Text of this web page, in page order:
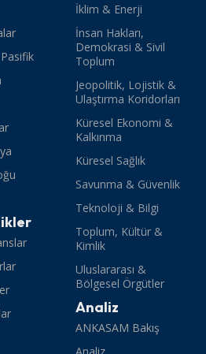
İklim & Enerji
İnsan Hakları,
Demokrasi & Sivil
Toplum
Jeopolitik, Lojistik &
Ulaştırma Koridorları
Küresel Ekonomi &
Kalkınma
Küresel Sağlık
Savunma & Güvenlik
Teknoloji & Bilgi
Toplum, Kültür &
Kimlik
Uluslararası &
Bölgesel Örgütler
Analiz
ANKASAM Bakış
Analiz